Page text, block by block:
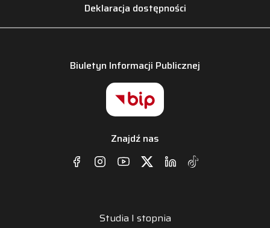
Deklaracja dostępności
Biuletyn Informacji Publicznej
Znajdź nas
Studia I stopnia